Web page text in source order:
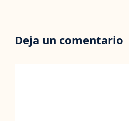
Deja un comentario